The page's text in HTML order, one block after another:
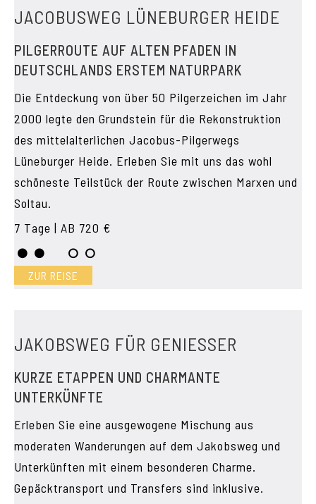
JACOBUSWEG LÜNEBURGER HEIDE
PILGERROUTE AUF ALTEN PFADEN IN
DEUTSCHLANDS ERSTEM NATURPARK
Die Entdeckung von über 50 Pilgerzeichen im Jahr
2000 legte den Grundstein für die Rekonstruktion
des mittelalterlichen Jacobus-Pilgerwegs
Lüneburger Heide. Erleben Sie mit uns das wohl
schöneste Teilstück der Route zwischen Marxen und
Soltau.
7 Tage | AB 720 €
ZUR REISE
JAKOBSWEG FÜR GENIESSER
KURZE ETAPPEN UND CHARMANTE
UNTERKÜNFTE
Erleben Sie eine ausgewogene Mischung aus
moderaten Wanderungen auf dem Jakobsweg und
Unterkünften mit einem besonderen Charme.
Gepäcktransport und Transfers sind inklusive.